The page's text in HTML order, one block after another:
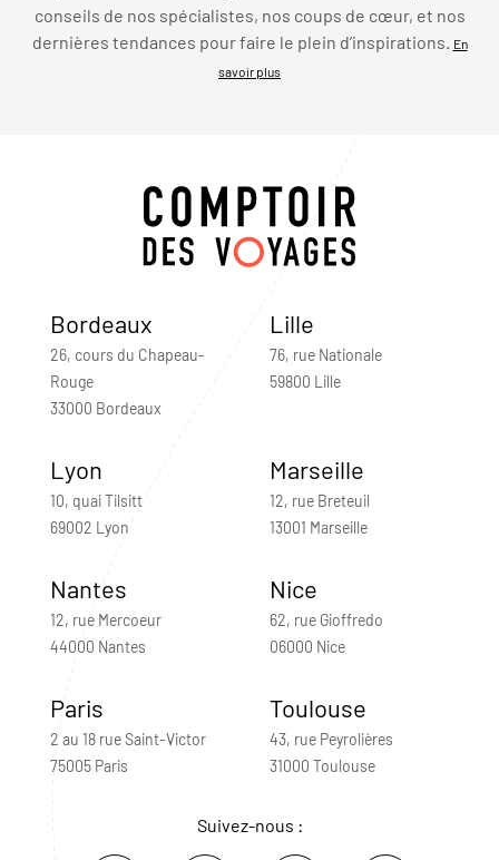
conseils de nos spécialistes, nos coups de cœur, et nos
dernières tendances pour faire le plein d’inspirations. En
savoir plus
Bordeaux
26, cours du Chapeau-
Rouge
33000 Bordeaux
Lille
76, rue Nationale
59800 Lille
Lyon
10, quai Tilsitt
69002 Lyon
Marseille
12, rue Breteuil
13001 Marseille
Nantes
12, rue Mercoeur
44000 Nantes
Nice
62, rue Gioffredo
06000 Nice
Paris
2 au 18 rue Saint-Victor
75005 Paris
Toulouse
43, rue Peyrolières
31000 Toulouse
Suivez-nous :